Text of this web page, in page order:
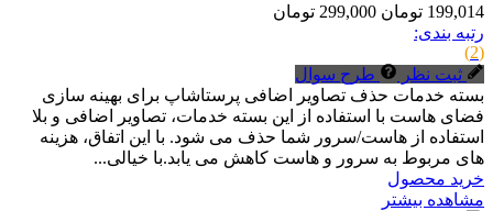
199,014 تومان
299,000 تومان
رتبه بندی:
(2)
ثبت نظر
طرح سوال
بسته خدمات حذف تصاویر اضافی پرستاشاپ برای بهینه سازی
فضای هاست با استفاده از این بسته خدمات، تصاویر اضافی و بلا
استفاده از هاست/سرور شما حذف می شود. با این اتفاق، هزینه
های مربوط به سرور و هاست کاهش می یابد.با خیالی...
خرید محصول
مشاهده بیشتر